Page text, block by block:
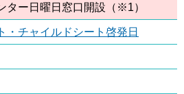
ター日曜日窓口開設（※1）
・チャイルドシート啓発日